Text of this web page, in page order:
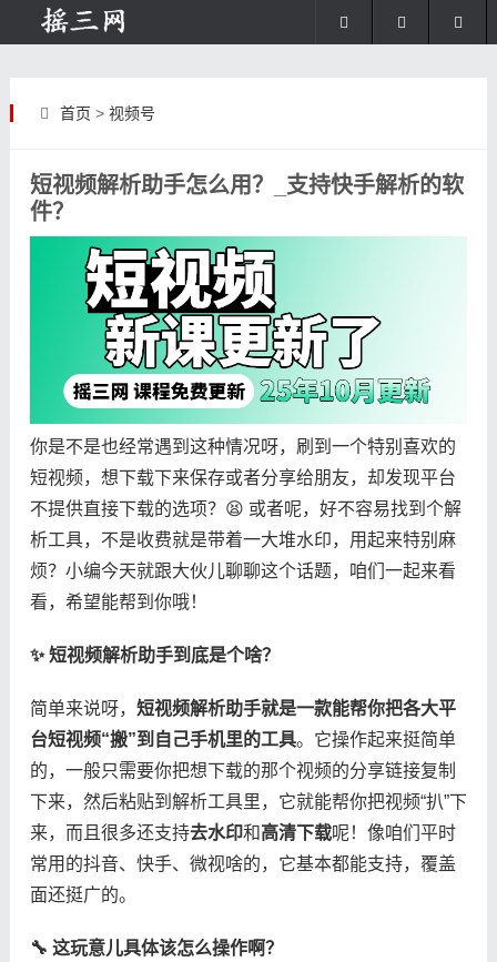
首页 > 视频号
短视频解析助手怎么用？_支持快手解析的软
件？
你是不是也经常遇到这种情况呀，刷到一个特别喜欢的
短视频，想下载下来保存或者分享给朋友，却发现平台
不提供直接下载的选项？😫 或者呢，好不容易找到个解
析工具，不是收费就是带着一大堆水印，用起来特别麻
烦？小编今天就跟大伙儿聊聊这个话题，咱们一起来看
看，希望能帮到你哦！
​✨ 短视频解析助手到底是个啥？​
简单来说呀，​ ​短视频解析助手就是一款能帮你把各大平
台短视频“搬”到自己手机里的工具​​。它操作起来挺简单
的，一般只需要你把想下载的那个视频的分享链接复制
下来，然后粘贴到解析工具里，它就能帮你把视频“扒”下
来，而且很多还支持​​去水印​​和​​高清下载​​呢！像咱们平时
常用的抖音、快手、微视啥的，它基本都能支持，覆盖
面还挺广的。
​🔧 这玩意儿具体该怎么操作啊？​